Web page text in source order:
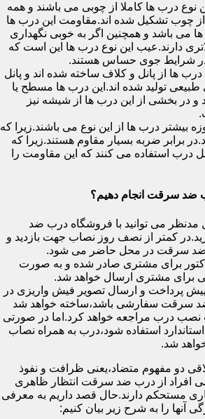
درب ها کاملا از چوبی می باشند و همه
چوب تشکیل شده اند.مقاومت این درب ها
ها می باشد و همچنین اگر به خوبی نگهداری
دارند.عیب این نوع درب ها این است که
در شرایط جوی حساس هستند.
درب ها از پانل و کلاف ساخته شده اند و پانل
طبیعی تولید شده اند.این درب ها مسطح یا
و در بخشی از این درب ها از شیشه نیز
بیشتر درب ها از این نوع می باشند.زیرا که
برابر ضربه بسیار مقاوم هستند.زیرا که
درب استفاده می کنند که این مقاومت را
ضد سرقت انجام دهیم؟
مدنظر می توانید با فروشگاه درب ضد
کمتر از نصف روز نصاب جهت بازدید و
ضد سرقت در محل حاضر می شود.
برای مشتری صادر شده و به صورت
برای مشتری ارسال خواهد شد.
پیش پرداخت و ارسال تصویر فیش واریزی در
سرقت سفارشی باشد،ساخته خواهد شد
درب مراجعه خواهد کرد.اما در صورتی
استاندارد استفاده شود،درب به همراه نصاب
شد.
دو مفهوم متضاد،یعنی ظرافت و نفوذ
افراد از درب ضد سرقت انتظار ظاهری
مستحکم دارند.حال قصد داریم به معرفی
آنها را به شرح زیر بیان کنیم: